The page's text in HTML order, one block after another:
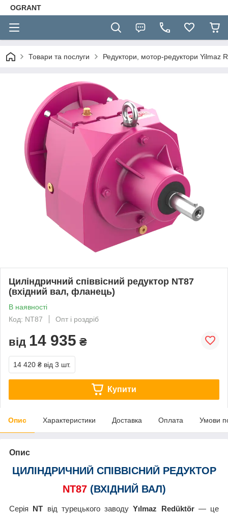
OGRANT
Товари та послуги Редуктори, мотор-редуктори Yilmaz
Циліндричний співвісний редуктор NT87
(вхідний вал, фланець)
В наявності
Код: NT87
Опт і роздріб
від 14 935 ₴
14 420 ₴ від 3 шт.
Купити
Опис Характеристики Доставка Оплата Умови
Опис
ЦИЛІНДРИЧНИЙ СПІВВІСНИЙ РЕДУКТОР
NT87 (ВХІДНИЙ ВАЛ)
Серія NT від турецького заводуYılmaz Redüktör— це